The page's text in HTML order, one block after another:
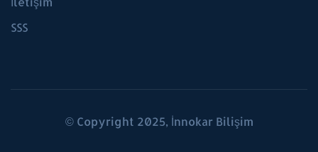
SSS
© Copyright 2025, İnnokar Bilişim